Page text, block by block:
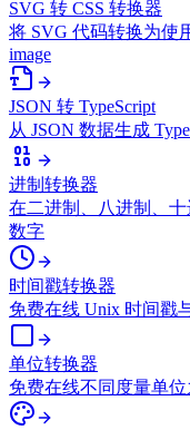
SVG 转 CSS 转换器
将 SVG 代码转换为使
image
JSON 转 TypeScript
从 JSON 数据生成
进制转换器
在二进制、八进制、
数字
时间戳转换器
免费在线 Unix 时间戳
单位转换器
免费在线不同度量单